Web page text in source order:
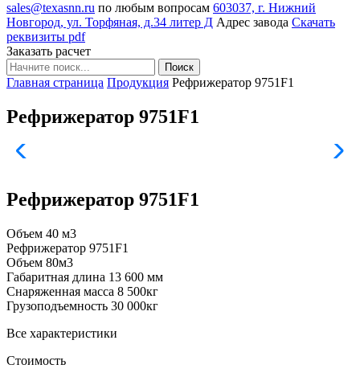
sales@texasnn.ru по любым вопросам 603037, г. Нижний
Новгород, ул. Торфяная, д.34 литер Д Адрес завода Скачать
реквизиты pdf
Заказать расчет
Главная страница Продукция Рефрижератор 9751F1
Рефрижератор 9751F1
Рефрижератор 9751F1
Объем 40 м3
Рефрижератор 9751F1
Объем 80м3
Габаритная длина 13 600 мм
Снаряженная масса 8 500кг
Грузоподъемность 30 000кг
Все характеристики
Стоимость